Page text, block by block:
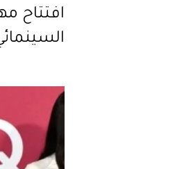
افتتاح
السينمائي